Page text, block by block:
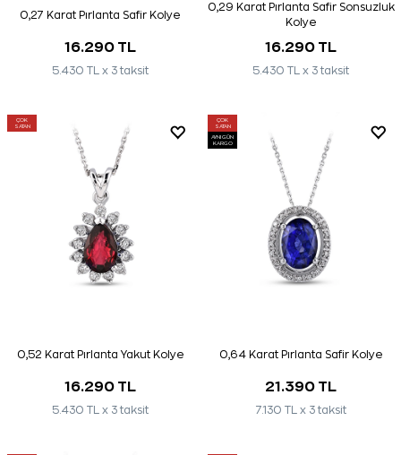
0,27 Karat Pırlanta Safir Kolye
16.290 TL
5.430 TL x 3 taksit
0,29 Karat Pırlanta Safir Sonsuzluk
Kolye
16.290 TL
5.430 TL x 3 taksit
ÇOK
SATAN
0,52 Karat Pırlanta Yakut Kolye
16.290 TL
5.430 TL x 3 taksit
ÇOK
SATAN
AYNI GÜN
KARGO
0,64 Karat Pırlanta Safir Kolye
21.390 TL
7.130 TL x 3 taksit